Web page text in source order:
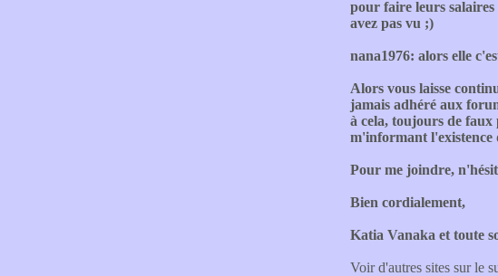
pour faire leurs salaires
avez pas vu ;)
nana1976: alors elle
Alors vous laisse
jamais adhéré aux
à cela, toujours de faux
m'informant l'existence
Pour me joindre,
Bien cordialement,
Katia Vanaka et toute
Voir d'autres sites sur le